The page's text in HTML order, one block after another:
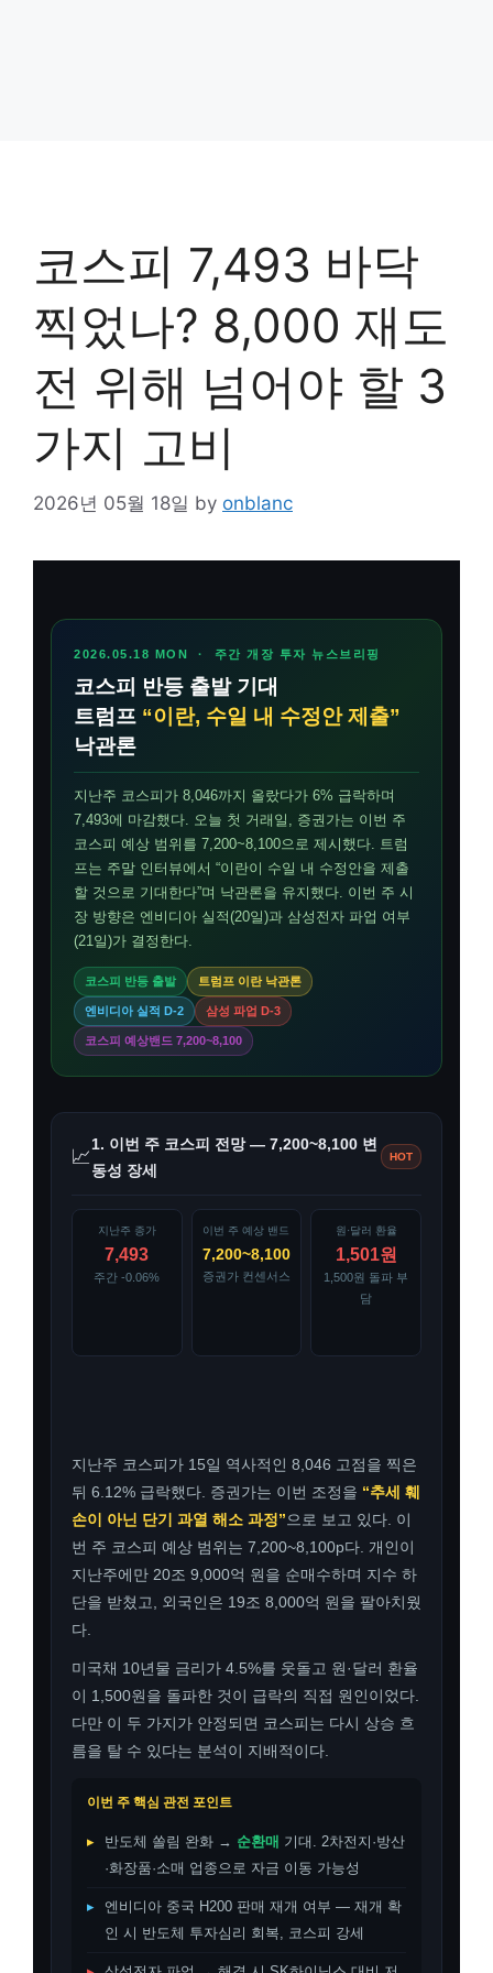
코스피 7,493 바닥
찍었나? 8,000 재도
전 위해 넘어야 할 3
가지 고비
2026년 05월 18일 by onblanc
2026.05.18 MON · 주간 개장 투자 뉴스브리핑
코스피 반등 출발 기대
트럼프 “이란, 수일 내 수정안 제출”
낙관론
지난주 코스피가 8,046까지 올랐다가 6% 급락하며
7,493에 마감했다. 오늘 첫 거래일, 증권가는 이번 주
코스피 예상 범위를 7,200~8,100으로 제시했다. 트럼
프는 주말 인터뷰에서 “이란이 수일 내 수정안을 제출
할 것으로 기대한다”며 낙관론을 유지했다. 이번 주 시
장 방향은 엔비디아 실적(20일)과 삼성전자 파업 여부
(21일)가 결정한다.
코스피 반등 출발 트럼프 이란 낙관론
엔비디아 실적 D-2 삼성 파업 D-3
코스피 예상밴드 7,200~8,100
📈
1. 이번 주 코스피 전망 — 7,200~8,100 변
동성 장세
HOT
지난주 종가
7,493
주간 -0.06%
이번 주 예상 밴드
7,200~8,100
증권가 컨센서스
원·달러 환율
1,501원
1,500원 돌파 부
담
지난주 코스피가 15일 역사적인 8,046 고점을 찍은
뒤 6.12% 급락했다. 증권가는 이번 조정을 “추세 훼
손이 아닌 단기 과열 해소 과정”으로 보고 있다. 이
번 주 코스피 예상 범위는 7,200~8,100p다. 개인이
지난주에만 20조 9,000억 원을 순매수하며 지수 하
단을 받쳤고, 외국인은 19조 8,000억 원을 팔아치웠
다.
미국채 10년물 금리가 4.5%를 웃돌고 원·달러 환율
이 1,500원을 돌파한 것이 급락의 직접 원인이었다.
다만 이 두 가지가 안정되면 코스피는 다시 상승 흐
름을 탈 수 있다는 분석이 지배적이다.
이번 주 핵심 관전 포인트
▸ 반도체 쏠림 완화 → 순환매 기대. 2차전지·방산
·화장품·소매 업종으로 자금 이동 가능성
▸
엔비디아 중국 H200 판매 재개 여부 — 재개 확
인 시 반도체 투자심리 회복, 코스피 강세